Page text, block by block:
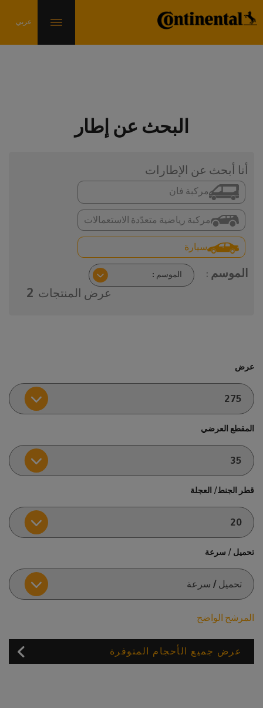
البحث عن إطار
أنا أبحث عن الإطارات
سيارة
مركبة رياضية متعدّدة الاستعمالات
مركبة فان
الموسم :
عرض المنتجات 2
عرض
المقطع العرضي
قطر الجنط/ العجلة
تحميل / سرعة
المرشح الواضح
عرض جميع الأحجام المتوفرة